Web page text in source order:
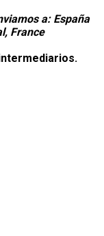
a: España
France